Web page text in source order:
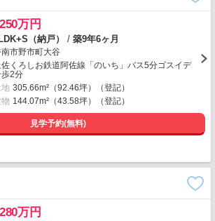
万円
（納戸） / 築9年6ヶ月
市野市町大谷
くろしお鉄道阿佐線「のいち」バス5分ゴスイデ
歩2分
地 305.66m²（92.46坪）（登記）
144.07m²（43.58坪）（登記）
見学予約(無料)
万円